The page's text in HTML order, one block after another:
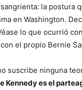
la postura
en Washington.
lo que ocurrió
el propio Bernie
suscribe ninguna
Kennedy es el